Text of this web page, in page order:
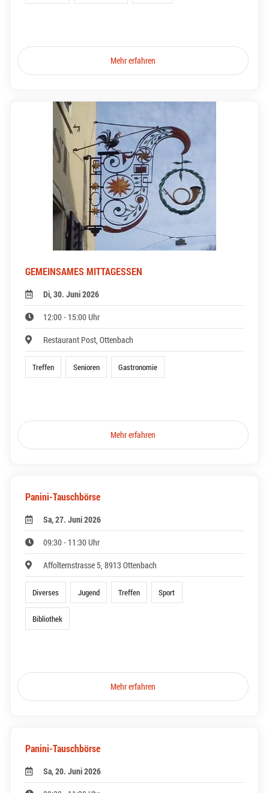
Mehr erfahren
GEMEINSAMES MITTAGESSEN
Di, 30. Juni 2026
12:00 - 15:00 Uhr
Restaurant Post, Ottenbach
Treffen Senioren Gastronomie
Mehr erfahren
Panini-Tauschbörse
Sa, 27. Juni 2026
09:30 - 11:30 Uhr
Affolternstrasse 5, 8913 Ottenbach
Diverses Jugend Treffen Sport
Bibliothek
Mehr erfahren
Panini-Tauschbörse
Sa, 20. Juni 2026